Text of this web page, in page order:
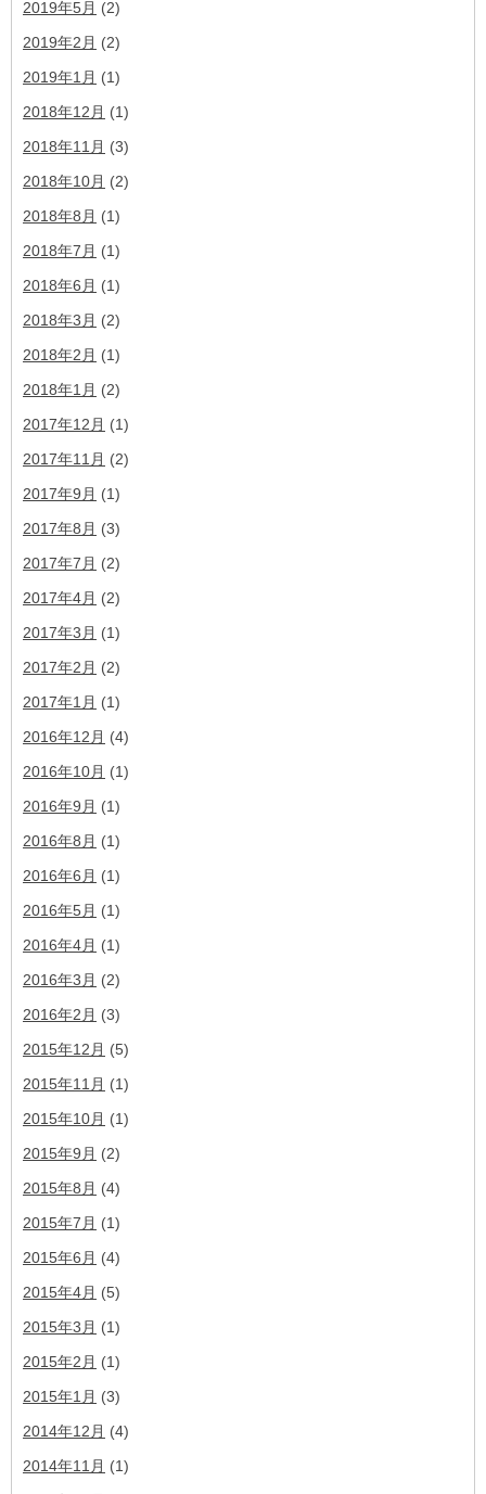
2019年5月 (2)
2019年2月 (2)
2019年1月 (1)
2018年12月 (1)
2018年11月 (3)
2018年10月 (2)
2018年8月 (1)
2018年7月 (1)
2018年6月 (1)
2018年3月 (2)
2018年2月 (1)
2018年1月 (2)
2017年12月 (1)
2017年11月 (2)
2017年9月 (1)
2017年8月 (3)
2017年7月 (2)
2017年4月 (2)
2017年3月 (1)
2017年2月 (2)
2017年1月 (1)
2016年12月 (4)
2016年10月 (1)
2016年9月 (1)
2016年8月 (1)
2016年6月 (1)
2016年5月 (1)
2016年4月 (1)
2016年3月 (2)
2016年2月 (3)
2015年12月 (5)
2015年11月 (1)
2015年10月 (1)
2015年9月 (2)
2015年8月 (4)
2015年7月 (1)
2015年6月 (4)
2015年4月 (5)
2015年3月 (1)
2015年2月 (1)
2015年1月 (3)
2014年12月 (4)
2014年11月 (1)